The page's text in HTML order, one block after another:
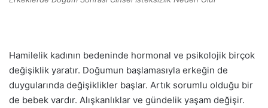
Hamilelik kadının bedeninde hormonal ve psikolojik birçok
değişiklik yaratır. Doğumun başlamasıyla erkeğin de
duygularında değişiklikler başlar. Artık sorumlu olduğu bir
de bebek vardır. Alışkanlıklar ve gündelik yaşam değişir.